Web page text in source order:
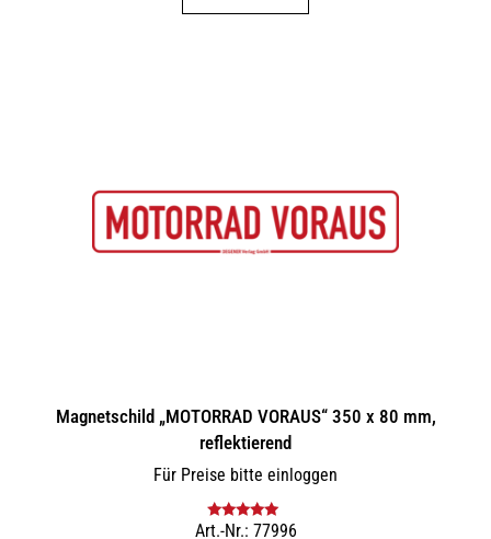
Magnetschild „MOTORRAD VORAUS“ 350 x 80 mm,
reflektierend
Für Preise bitte einloggen
Bewertet mit
Art.-Nr.: 77996